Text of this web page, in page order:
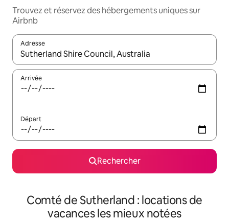
Trouvez et réservez des hébergements uniques sur
Airbnb
Adresse
Lorsque les résultats s'affichent, utilisez les flèches vers le
Arrivée
Départ
Rechercher
Comté de Sutherland : locations de
vacances les mieux notées